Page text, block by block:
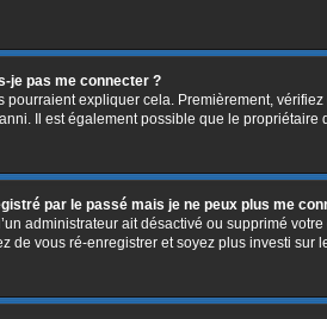
je pas me connecter ?
pourraient expliquer cela. Premièrement,
Il est également possible que le
par le passé mais je ne peux plus me
administrateur ait désactivé ou supprimé
de vous ré-enregistrer et soyez plus investi sur